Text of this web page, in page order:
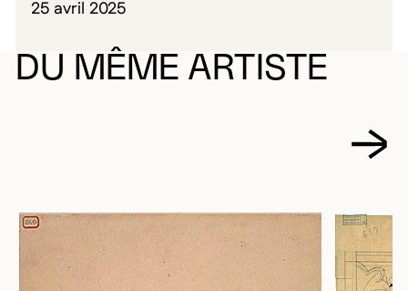
25 avril 2025
DU MÊME ARTISTE